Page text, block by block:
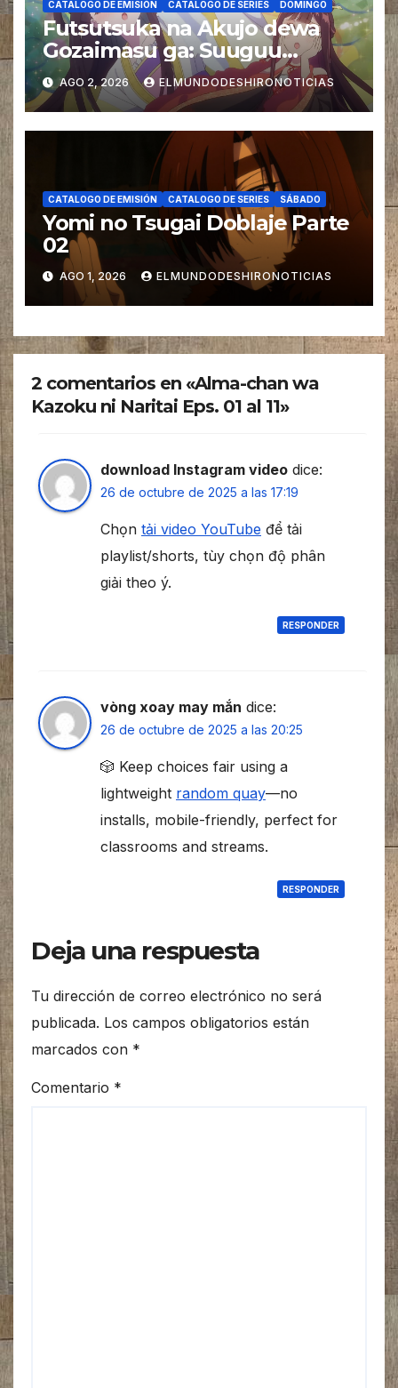
CATALOGO DE EMISIÓN CATALOGO DE SERIES DOMINGO
Futsutsuka na Akujo dewa
Gozaimasu ga: Suuguu
Chouso Torikae Den Doblaje
AGO 2, 2026 ELMUNDODESHIRONOTICIAS
CATALOGO DE EMISIÓN CATALOGO DE SERIES SÁBADO
Yomi no Tsugai Doblaje Parte
02
AGO 1, 2026 ELMUNDODESHIRONOTICIAS
2 comentarios en «Alma-chan wa
Kazoku ni Naritai Eps. 01 al 11»
download Instagram video dice:
26 de octubre de 2025 a las 17:19
Chọn tải video YouTube để tải
playlist/shorts, tùy chọn độ phân
giải theo ý.
RESPONDER
vòng xoay may mắn dice:
26 de octubre de 2025 a las 20:25
🎲 Keep choices fair using a
lightweight random quay—no
installs, mobile-friendly, perfect for
classrooms and streams.
RESPONDER
Deja una respuesta
Tu dirección de correo electrónico no será
publicada. Los campos obligatorios están
marcados con *
Comentario *